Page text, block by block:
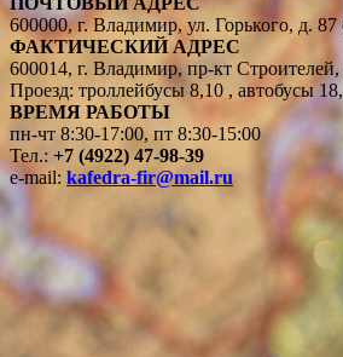
600000, г. Владимир, ул. Горького, д.
ФАКТИЧЕСКИЙ АДРЕС
600014, г. Владимир, пр-кт
Проезд: троллейбусы 8,10 , автобусы
ВРЕМЯ РАБОТЫ
пн-чт 8:30-17:00, пт 8:30-15:00
Тел.: +7 (4922) 47-98-39
e-mail: kafedra-fir@mail.ru